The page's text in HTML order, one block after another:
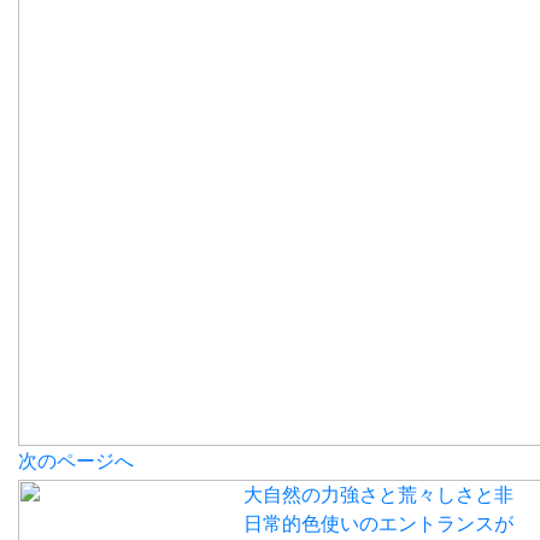
次のページへ
大自然の力強さと荒々しさと非
日常的色使いのエントランスが